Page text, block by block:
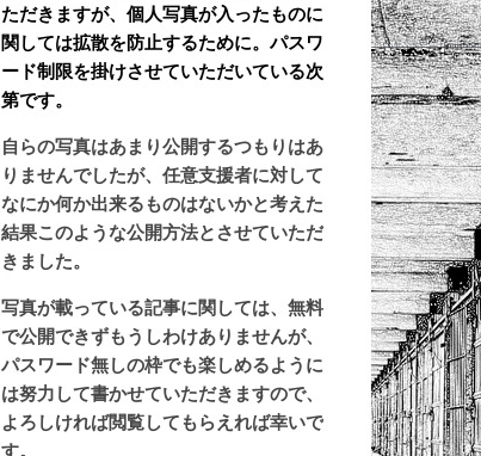
ただきますが、個人写真が入ったものに
関しては拡散を防止するために。パスワ
ード制限を掛けさせていただいている次
第です。
自らの写真はあまり公開するつもりはあ
りませんでしたが、任意支援者に対して
なにか何か出来るものはないかと考えた
結果このような公開方法とさせていただ
きました。
写真が載っている記事に関しては、無料
で公開できずもうしわけありませんが、
パスワード無しの枠でも楽しめるように
は努力して書かせていただきますので、
よろしければ閲覧してもらえれば幸いで
す。